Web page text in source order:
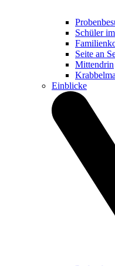
Schüler
Seite an
Mittendrin
Einblicke